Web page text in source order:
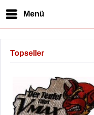
Menü
Topseller